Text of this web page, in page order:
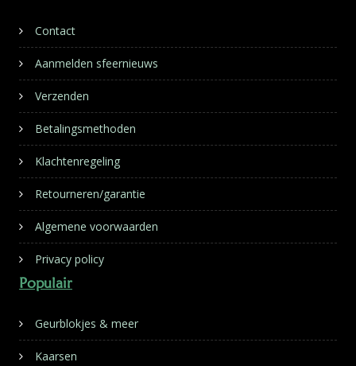
Contact
Aanmelden sfeernieuws
Verzenden
Betalingsmethoden
Klachtenregeling
Retourneren/garantie
Algemene voorwaarden
Privacy policy
Populair
Geurblokjes & meer
Kaarsen